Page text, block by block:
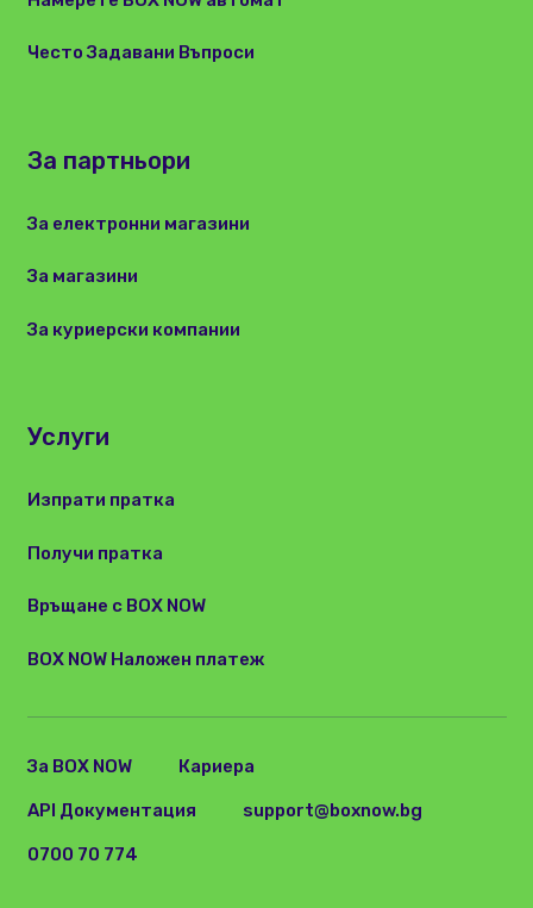
Често Задавани Въпроси
За партньори
За електронни магазини
За магазини
За куриерски компании
Услуги
Изпрати пратка
Получи пратка
Връщане с BOX NOW
BOX NOW Наложен платеж
За BOX NOW Кариера
API Документация support@boxnow.bg
0700 70 774